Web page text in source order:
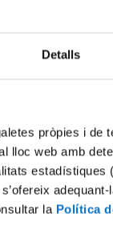
Detalls
pròpies i de
lloc web amb
la Política